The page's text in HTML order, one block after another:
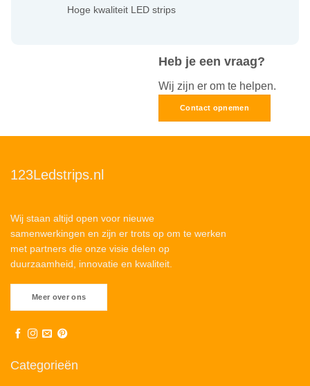
Heb je een vraag?
Wij zijn er om te helpen.
Contact opnemen
Hoge kwaliteit LED strips
123Ledstrips.nl
Wij staan altijd open voor nieuwe
samenwerkingen en zijn er trots op om te werken
met partners die onze visie delen op
duurzaamheid, innovatie en kwaliteit.
Meer over ons
Categorieën